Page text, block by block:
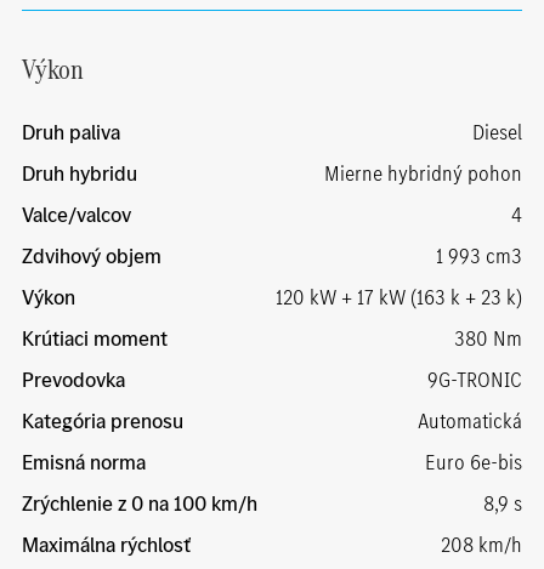
Výkon
Druh paliva
Diesel
Druh hybridu
Mierne hybridný pohon
Valce/valcov
4
Zdvihový objem
1 993 cm3
Výkon
120 kW + 17 kW (163 k + 23 k)
Krútiaci moment
380 Nm
Prevodovka
9G-TRONIC
Kategória prenosu
Automatická
Emisná norma
Euro 6e-bis
Zrýchlenie z 0 na 100 km/h
8,9 s
Maximálna rýchlosť
208 km/h